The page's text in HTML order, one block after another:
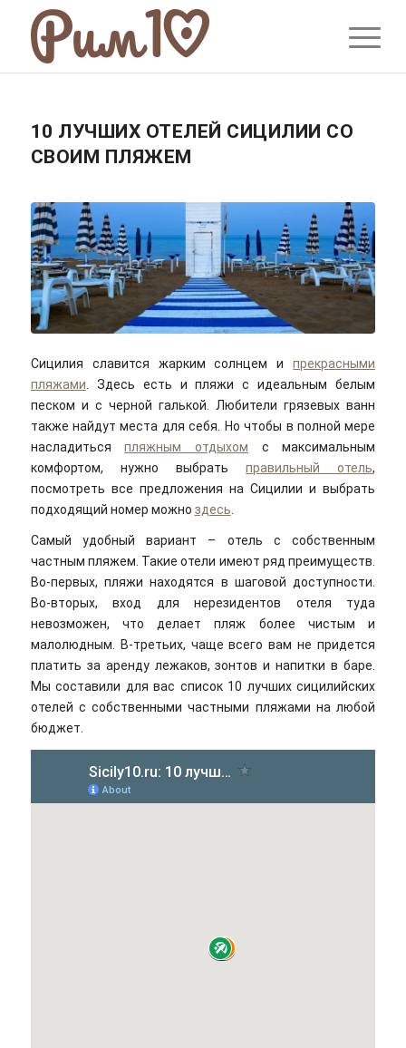
10 ЛУЧШИХ ОТЕЛЕЙ СИЦИЛИИ СО
СВОИМ ПЛЯЖЕМ
Сицилия славится жарким солнцем ипрекрасными
пляжами . Здесь есть и пляжи с идеальным белым
песком и с черной галькой. Любители грязевых ванн
также найдут места для себя. Но чтобы в полной мере
насладитьсяпляжным отдыхом с максимальным
комфортом, нужно выбратьправильный отель,
посмотреть все предложения на Сицилии и выбрать
подходящий номер можно здесь
Самый удобный вариант – отель с собственным
частным пляжем. Такие отели имеют ряд преимуществ.
Во-первых, пляжи находятся в шаговой доступности.
Во-вторых, вход для нерезидентов отеля туда
невозможен, что делает пляж более чистым и
малолюдным. В-третьих, чаще всего вам не придется
платить за аренду лежаков, зонтов и напитки в баре.
Мы составили для вас список 10 лучших сицилийских
отелей с собственными частными пляжами на любой
бюджет.